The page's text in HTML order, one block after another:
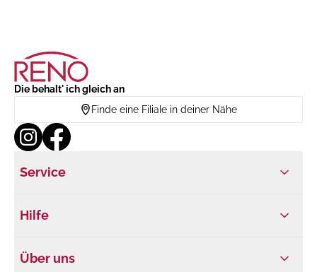
Die behalt' ich gleich an
Finde eine Filiale in deiner Nähe
Service
Hilfe
Über uns